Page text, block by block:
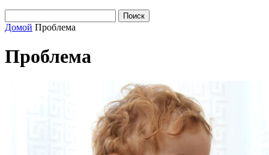
Домой Проблема
Проблема